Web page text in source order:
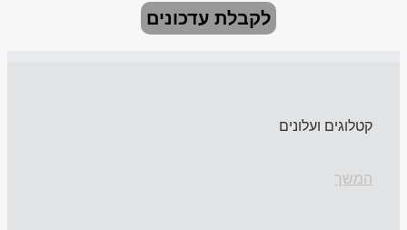
לקבלת עדכונים
קטלוגים ועלונים
המשך